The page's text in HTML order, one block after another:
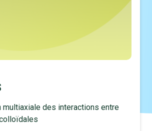
multiaxiale des interactions entre